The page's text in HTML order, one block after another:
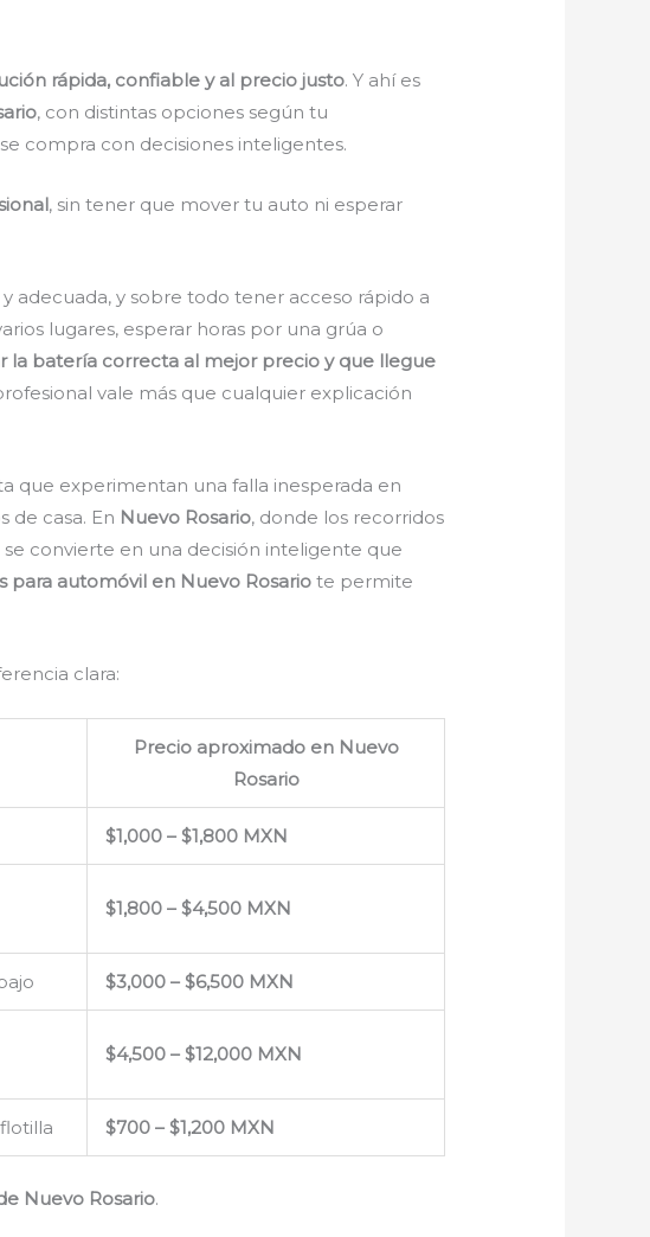
rápida, confiable y al precio justo. Y ahí es
, con distintas opciones según tu
compra con decisiones inteligentes.
, sin tener que mover tu auto ni esperar
adecuada, y sobre todo tener acceso rápido a
lugares, esperar horas por una grúa o
batería correcta al mejor precio y que llegue
vale más que cualquier explicación
que experimentan una falla inesperada en
de casa. En Nuevo Rosario, donde los recorridos
convierte en una decisión inteligente que
para automóvil en Nuevo Rosario te permite
clara:
Precio aproximado en Nuevo
Rosario
$1,000 – $1,800 MXN
$1,800 – $4,500 MXN
$3,000 – $6,500 MXN
$4,500 – $12,000 MXN
$700 – $1,200 MXN
Nuevo Rosario.